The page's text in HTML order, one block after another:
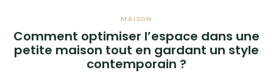
MAISON
Comment optimiser l’espace dans une
petite maison tout en gardant un style
contemporain ?